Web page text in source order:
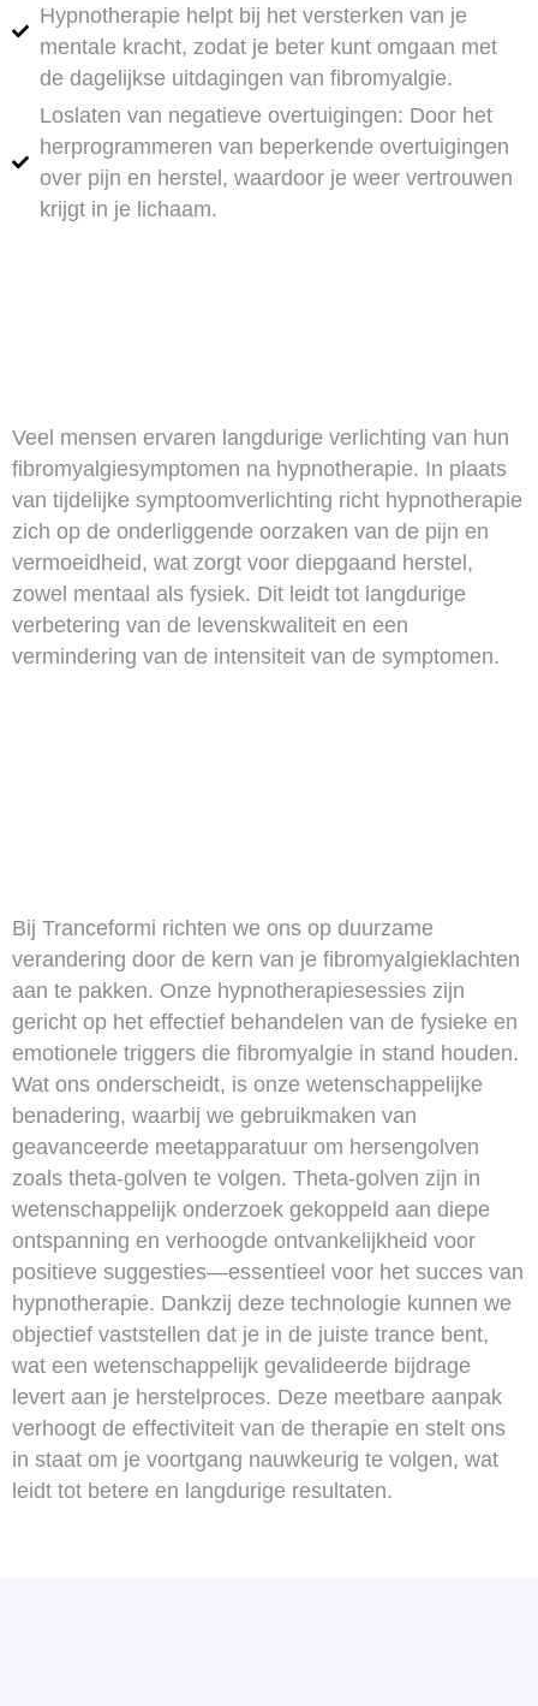
Hypnotherapie helpt bij het versterken van je
mentale kracht, zodat je beter kunt omgaan met
de dagelijkse uitdagingen van fibromyalgie.
Loslaten van negatieve overtuigingen: Door het
herprogrammeren van beperkende overtuigingen
over pijn en herstel, waardoor je weer vertrouwen
krijgt in je lichaam.
Veel mensen ervaren langdurige verlichting van hun
fibromyalgiesymptomen na hypnotherapie. In plaats
van tijdelijke symptoomverlichting richt hypnotherapie
zich op de onderliggende oorzaken van de pijn en
vermoeidheid, wat zorgt voor diepgaand herstel,
zowel mentaal als fysiek. Dit leidt tot langdurige
verbetering van de levenskwaliteit en een
vermindering van de intensiteit van de symptomen.
Bij Tranceformi richten we ons op duurzame
verandering door de kern van je fibromyalgieklachten
aan te pakken. Onze hypnotherapiesessies zijn
gericht op het effectief behandelen van de fysieke en
emotionele triggers die fibromyalgie in stand houden.
Wat ons onderscheidt, is onze wetenschappelijke
benadering, waarbij we gebruikmaken van
geavanceerde meetapparatuur om hersengolven
zoals theta-golven te volgen. Theta-golven zijn in
wetenschappelijk onderzoek gekoppeld aan diepe
ontspanning en verhoogde ontvankelijkheid voor
positieve suggesties—essentieel voor het succes van
hypnotherapie. Dankzij deze technologie kunnen we
objectief vaststellen dat je in de juiste trance bent,
wat een wetenschappelijk gevalideerde bijdrage
levert aan je herstelproces. Deze meetbare aanpak
verhoogt de effectiviteit van de therapie en stelt ons
in staat om je voortgang nauwkeurig te volgen, wat
leidt tot betere en langdurige resultaten.